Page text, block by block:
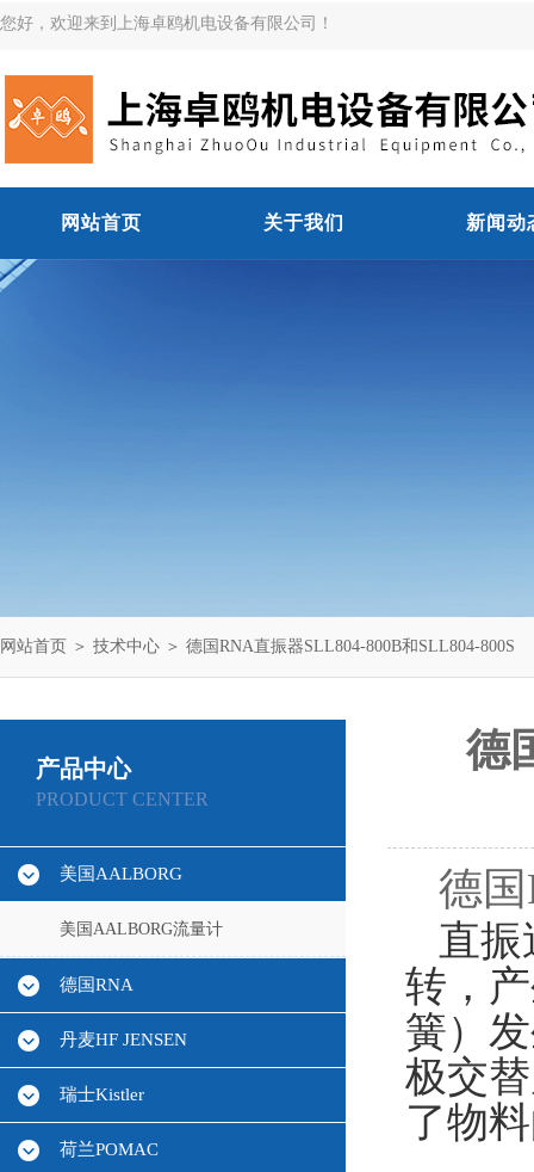
您好，欢迎来到上海卓鸥机电设备有限公司！
网站首页 关于我们 新闻动
网站首页 ＞ 技术中心 ＞ 德国RNA直振器SLL804-800B和SLL804-800S
产品中心
PRODUCT CENTER
美国AALBORG
美国AALBORG流量计
德国RNA
丹麦HF JENSEN
瑞士Kistler
荷兰POMAC
德
德
直振
转，
簧）
极交
了物